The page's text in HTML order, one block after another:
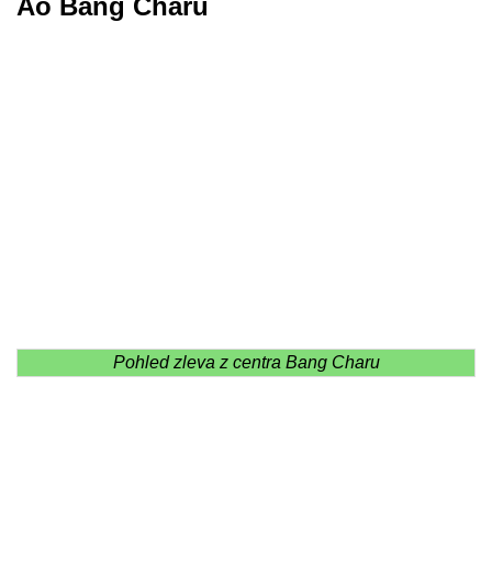
Ao Bang Charu
Pohled zleva z centra Bang Charu